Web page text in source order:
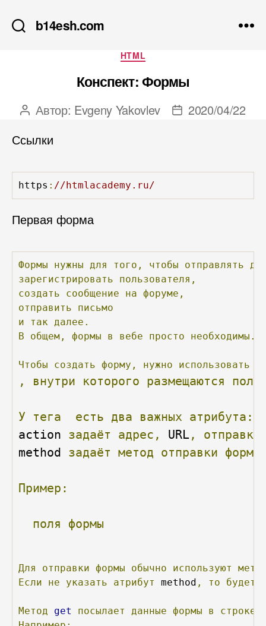
b14esh.com
Рубрики
HTML
Конспект: Формы
Автор
Автор: Evgeny Yakovlev
Дата2020/04/22
Ссылки
https : //htmlacademy.ru/
Первая форма
Формы нужны для того, чтобы отправлять
зарегистрировать
пользователя,
создать
сообщение на форуме,
отправить
письмо
и
так
далее.
В
общем, формы в вебе просто необходимы.
Чтобы создать форму, нужно использовать
, внутри которого размещаются поля
У тега есть два важных атрибута:
action задаёт адрес, URL ,
отправки
method задаёт метод отправки
Пример:
поля формы
Для отправки формы обычно используют
Если
не указать атрибут method , то будет
Метод get посылает данные формы в строке